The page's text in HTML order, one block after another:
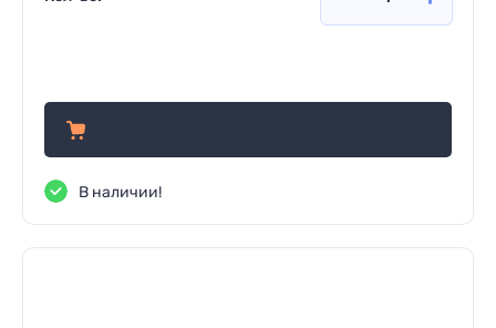
В наличии!